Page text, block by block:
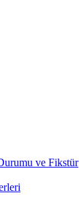
ve Fikstür